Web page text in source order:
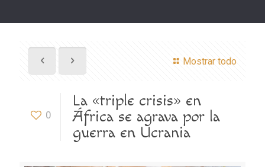
Mostrar todo
0
La «triple crisis» en
África se agrava por la
guerra en Ucrania